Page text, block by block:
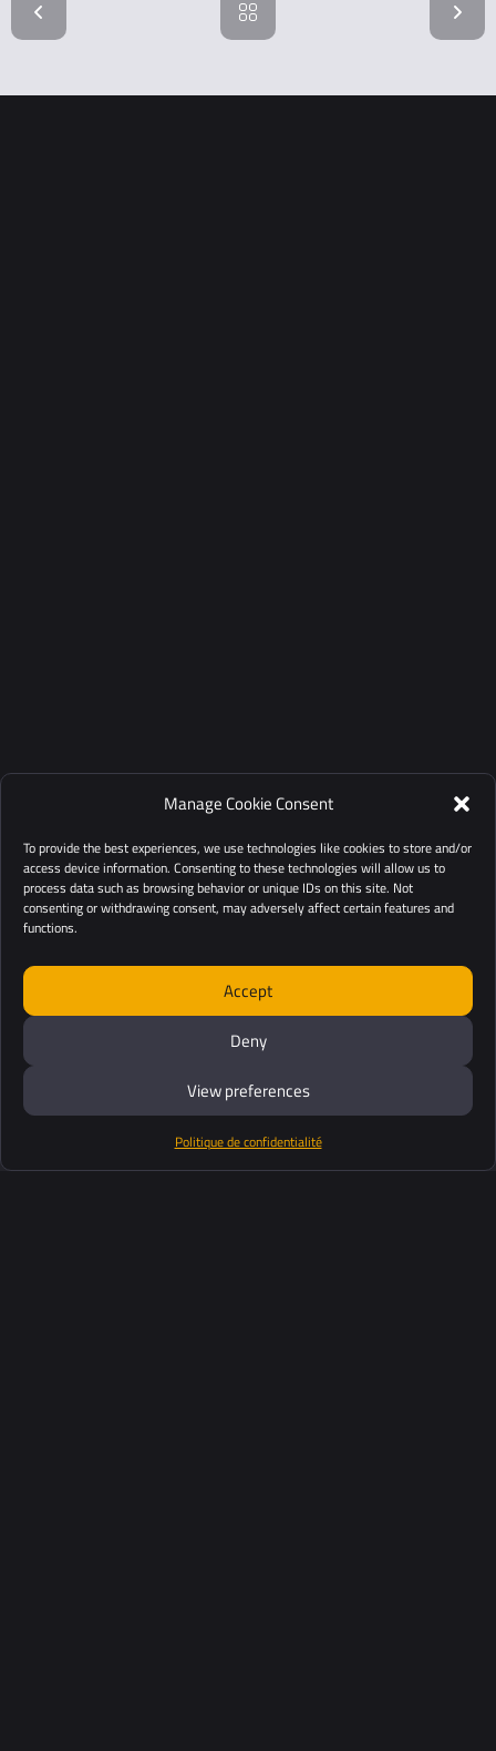
Manage Cookie Consent
To provide the best experiences, we use technologies like cookies to store and/or
access device information. Consenting to these technologies will allow us to
process data such as browsing behavior or unique IDs on this site. Not
consenting or withdrawing consent, may adversely affect certain features and
functions.
Accept
Deny
View preferences
Politique de confidentialité